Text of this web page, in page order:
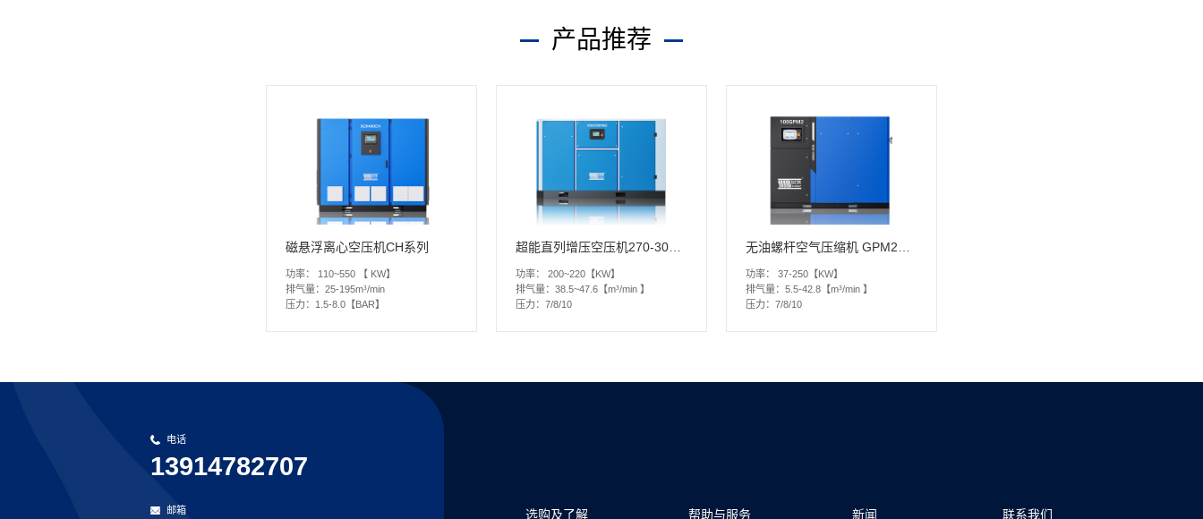
产品推荐
磁悬浮离心空压机CH系列
功率：
110~550 【 KW】
排气量： 25-195m³/min
压力： 1.5-8.0【BAR】
超能直列增压空压机270-300EPM2
功率：
200~220【KW】
排气量： 38.5~47.6【m³/min 】
压力： 7/8/10
无油螺杆空气压缩机 GPM2系列
功率：
37-250【KW】
排气量： 5.5-42.8【m³/min 】
压力： 7/8/10
电话
13914782707
邮箱 选购及了解 帮助与服务 新闻 联系我们